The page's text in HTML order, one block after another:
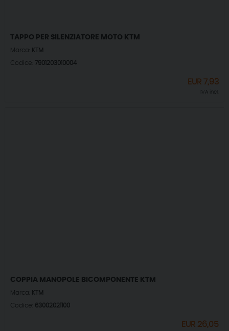
TAPPO PER SILENZIATORE MOTO KTM
Marca: KTM
Codice: 7901203010004
EUR7,93
IVA incl.
COPPIA MANOPOLE BICOMPONENTE KTM
Marca: KTM
Codice: 63002021100
EUR 26,05